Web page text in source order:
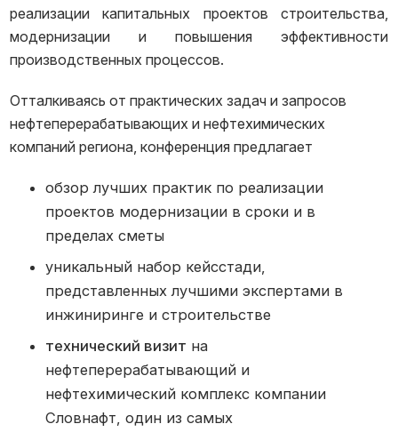
реализации капитальных проектов строительства,
модернизации и повышения эффективности
производственных процессов.
Отталкиваясь от практических задач и запросов
нефтеперерабатывающих и нефтехимических
компаний региона, конференция предлагает
обзор лучших практик по реализации
проектов модернизации в сроки и в
пределах сметы
уникальный набор кейсстади,
представленных лучшими экспертами в
инжиниринге и строительстве
технический визит на
нефтеперерабатывающий и
нефтехимический комплекс компании
Словнафт, один из самых